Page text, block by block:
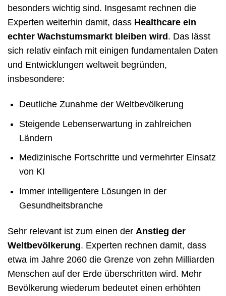
besonders wichtig sind. Insgesamt rechnen die
Experten weiterhin damit, dass Healthcare ein
echter Wachstumsmarkt bleiben wird. Das lässt
sich relativ einfach mit einigen fundamentalen Daten
und Entwicklungen weltweit begründen,
insbesondere:
Deutliche Zunahme der Weltbevölkerung
Steigende Lebenserwartung in zahlreichen
Ländern
Medizinische Fortschritte und vermehrter Einsatz
von KI
Immer intelligentere Lösungen in der
Gesundheitsbranche
Sehr relevant ist zum einen der Anstieg der
Weltbevölkerung. Experten rechnen damit, dass
etwa im Jahre 2060 die Grenze von zehn Milliarden
Menschen auf der Erde überschritten wird. Mehr
Bevölkerung wiederum bedeutet einen erhöhten